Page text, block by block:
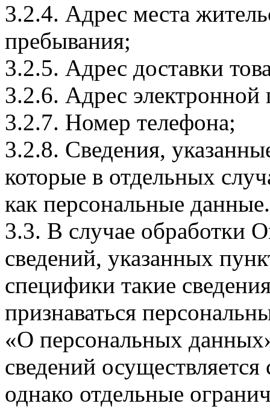
3.2.4. Адрес места
пребывания;
3.2.5. Адрес доставки
3.2.6. Адрес электронной
3.2.7. Номер телефона;
3.2.8. Сведения,
которые в отдельных
как персональные данные.
3.3. В случае обработки
сведений, указанных
специфики такие
признаваться
«О персональных
сведений
однако отдельные